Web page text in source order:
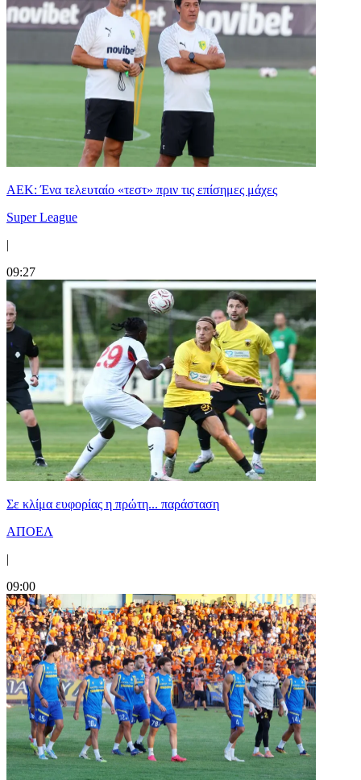
ΑΕΚ: Ένα τελευταίο «τεστ» πριν τις επίσημες μάχες
Super League
|
09:27
Σε κλίμα ευφορίας η πρώτη... παράσταση
ΑΠΟΕΛ
|
09:00